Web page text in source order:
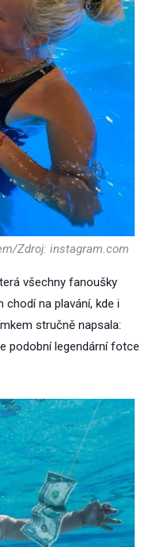
Zdroj: instagram.com
všechny fanoušky
chodí na plavání, kde i
stručně napsala:
podobní legendární fotce